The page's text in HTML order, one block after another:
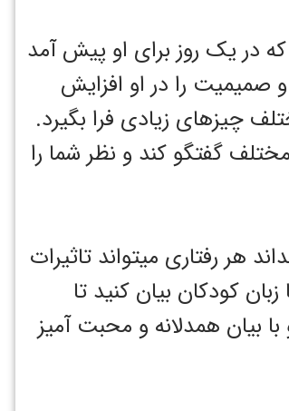
در یک روز برای او پیش ‌آمد
صمیمیت را در او افزایش
چیزهای زیادی فرا بگیرد.
گفتگو کند و نظر شما را
هر رفتاری میتواند تاثیرات
کودکان بیان کنید تا
بیان همدلانه و محبت آمیز